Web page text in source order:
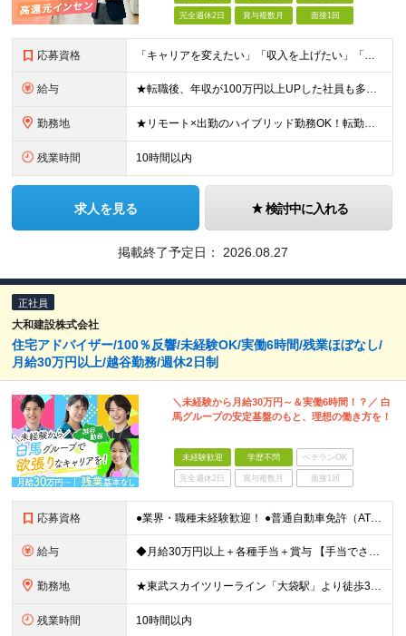
完全週休2日 賞与複数月 面接1回
応募資格 「キャリアを変えたい」「収入を上げたい」「将来に強いスキルを身につけたい」方歓迎！ ・未経験歓迎 ・学歴不問 ・第二新卒歓迎 ＼経験やスキルではなく、“これから”を重視します／ 「今のままでいい
給与 ★転職後、年収が100万円以上UPした社員も多数！ 月給33.4万円～45万円＋諸手当＋賞与年2回 ※インセンティブ充実 直近の最高インセンティブ：月50万円 全社員の平均インセンティブ：月10
勤務地 ★リモート×出勤のハイブリッド勤務OK！転勤なし！U・Ｉターン歓迎！ 東京、神奈川、埼玉、千葉、愛知、大阪、兵庫、京都、広島、福岡をはじめとする全国各地のプロジェクト先。 プライム上場、グロース上
残業時間 10時間以内
求人を見る 検討中に入れる
掲載終了予定日： 2026.08.27
正社員
大和建設株式会社
住宅アドバイザー/100％反響/未経験OK/実働6時間/残業ほぼなし/
月給30万円以上/越谷勤務/週休2日制
＼未経験から月給30万円～＆実働6時間！？／ 白
馬グループの安定基盤のもと、理想の働き方を！
未経験歓迎 学歴不問 ベテランOK
完全週休2日 賞与複数月 面接1回
応募資格 ●業界・職種未経験歓迎！ ●普通自動車免許（AT限定可） ※学歴不問 ★こんな方に最適です！ ・「家」や「インテリア」に興味がある方 ・人と話すこと、喜ばせることが好きな方 ・未経験から一生モノの知
給与 ◆月給30万円以上＋各種手当＋賞与 【手当でさらに収入アップ！】 ★資格手当：1級建築士（月8万円）、2級建築士（月4万円）などを別途支給。 入社後に資格を取得して、大幅な給与アップを実現した先輩も
勤務地 ★東武スカイツリーライン「大袋駅」より徒歩3分！車通勤もOK ◆埼玉県越谷市大字袋山1361-16 ※白馬グループ内で配属の可能性あり ※(変更の範囲)上記を除く当社関連勤務地
残業時間 10時間以内